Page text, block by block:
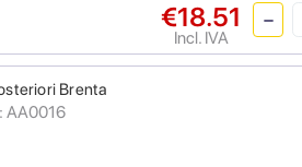
€18.51
Incl. IVA
Brenta
AA0016